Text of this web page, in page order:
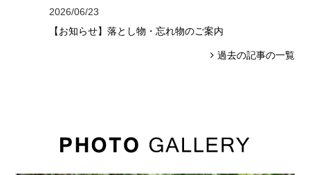
2026/06/23
【お知らせ】落とし物・忘れ物のご案内
過去の記事の一覧